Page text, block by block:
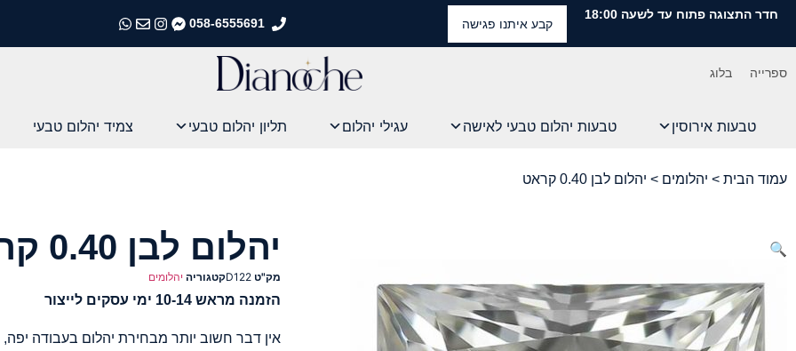
חדר התצוגה פתוח עד לשעה 18:00
קבע איתנו פגישה 058-6555691
התקשרו אלינו
התקשרו אלינו
התקשרו אלינו
התקשרו אלינו
ספרייה בלוג
טבעות אירוסין טבעות יהלום טבעי לאישה עגילי יהלום תליון יהלום טבעי צמיד יהלום טבעי
עמוד הבית > יהלומים > יהלום לבן 0.40 קראט
🔍 יהלום לבן 0.40 קראט
מק"ט D122קטגוריה יהלומים
הזמנה מראש 10-14 ימי עסקים לייצור
אין דבר חשוב יותר מבחירת יהלום בעבודה יפה,